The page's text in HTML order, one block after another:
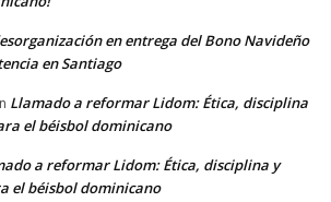
en entrega del Bono Navideño
en Santiago
Llamado a reformar Lidom: Ética, disciplina
el béisbol dominicano
a reformar Lidom: Ética, disciplina y
el béisbol dominicano